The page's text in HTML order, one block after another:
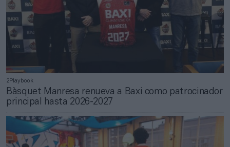
2Playbook
Bàsquet Manresa renueva a Baxi como patrocinador
principal hasta 2026-2027